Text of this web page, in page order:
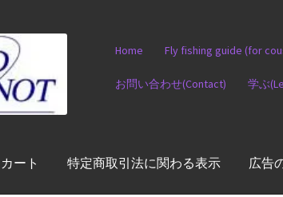
Home Fly fishing guide (for
お問い合わせ(Contact) 学ぶ
カート 特定商取引法に関わる表示 広告